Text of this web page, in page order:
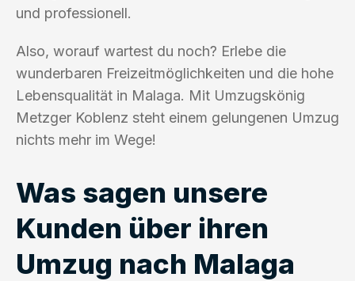
und professionell.
Also, worauf wartest du noch? Erlebe die
wunderbaren Freizeitmöglichkeiten und die hohe
Lebensqualität in Malaga. Mit Umzugskönig
Metzger Koblenz steht einem gelungenen Umzug
nichts mehr im Wege!
Was sagen unsere
Kunden über ihren
Umzug nach Malaga